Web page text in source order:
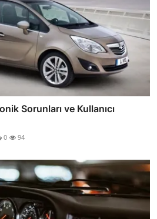
Sorunları ve Kullanıcı
0 94